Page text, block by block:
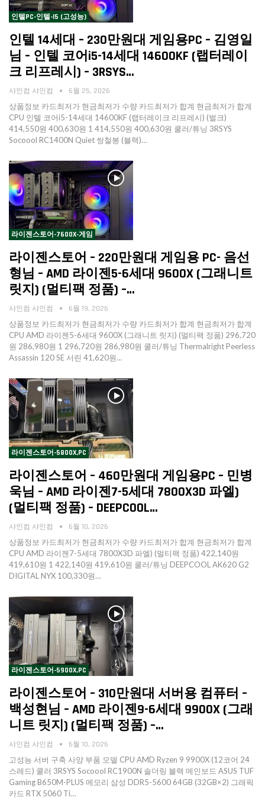
인텔PC-인텔-I5 (고성능)
인텔 14세대 – 230만원대 게임용PC – 김영일
님 – 인텔 코어i5-14세대 14600KF (랩터레이
크 리프레시) – 3RSYS…
샤인컴 샤인컴 6월 25, 2026
상품정보 카드최저가 현금최저가 수량 카드최저가 합계 현금최저가 합계
CPU 인텔 코어i5-14세대 14600KF (랩터레이크 리프레시) (벌크)
414,550원 400,630원 1 414,550원 400,630원 쿨러/튜닝 3RSYS
Socoool RC1400N Quiet 쌍철봉 (블랙)…
라이젠스토어-7600X-게임
라이젠스토어 – 220만원대 게임용 PC- 음선
형님 – AMD 라이젠5-6세대 9600X (그래니트
릿지) (멀티팩 정품) –…
샤인컴 샤인컴 6월 19, 2026
상품정보 카드최저가 현금최저가 수량 카드최저가 합계 현금최저가 합계
CPU AMD 라이젠5-6세대 9600X (그래니트 릿지) (멀티팩 정품) 296,720
원 286,980원 1 296,720원 286,980원 쿨러/튜닝 Thermalright Peerless
Assassin 120 SE 서린 41,620원…
라이젠스토어-5800X,PC
라이젠스토어 – 460만원대 게임용PC – 민병
욱님 – AMD 라이젠7-5세대 7800X3D 파엘)
(멀티팩 정품) – DEEPCOOL…
샤인컴 샤인컴 6월 10, 2026
상품정보 카드최저가 현금최저가 수량 카드최저가 합계 현금최저가 합계
CPU AMD 라이젠7-5세대 7800X3D 파엘) (멀티팩 정품) 422,140원
419,610원 1 422,140원 419,610원 쿨러/튜닝 DEEPCOOL AK620 G2
DIGITAL NYX 100,330원…
라이젠스토어-5900X,PC
라이젠스토어 – 310만원대 서버용 컴퓨터 –
백성현님 – AMD 라이젠9-6세대 9900X (그래
니트 릿지) (멀티팩 정품) –…
샤인컴 샤인컴 6월 10, 2026
고성능 서버 구축 사양 부품 모델 CPU AMD Ryzen 9 9900X (12코어 24
스레드) 쿨러 3RSYS Socoool RC1900N 솔더링 블랙 메인보드 ASUS TUF
Gaming B650M-PLUS 메모리 삼성 DDR5-5600 64GB (32GB×2) 그래픽
카드 RTX 5060 Ti…